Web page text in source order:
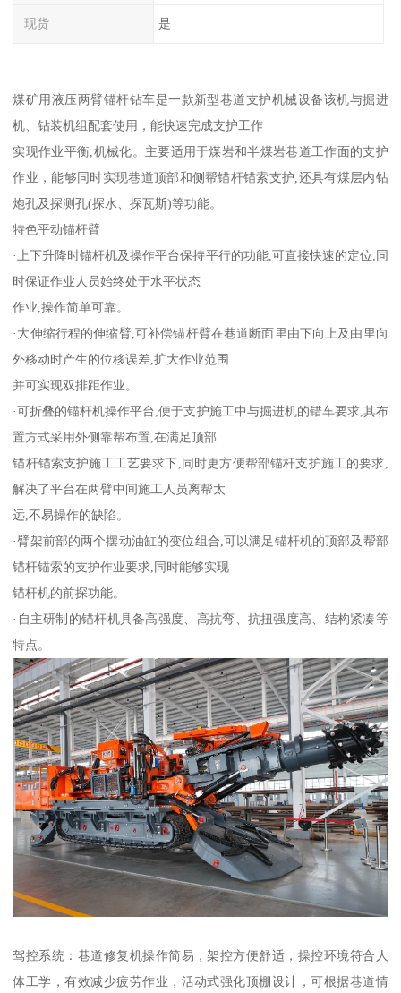
现货 是
煤矿用液压两臂锚杆钻车是一款新型巷道支护机械设备该机与掘进
机、钻装机组配套使用，能快速完成支护工作
实现作业平衡,机械化。主要适用于煤岩和半煤岩巷道工作面的支护
作业，能够同时实现巷道顶部和侧帮锚杆锚索支护,还具有煤层内钻
炮孔及探测孔(探水、探瓦斯)等功能。
特色平动锚杆臂
·上下升降时锚杆机及操作平台保持平行的功能,可直接快速的定位,同
时保证作业人员始终处于水平状态
作业,操作简单可靠。
·大伸缩行程的伸缩臂,可补偿锚杆臂在巷道断面里由下向上及由里向
外移动时产生的位移误差,扩大作业范围
并可实现双排距作业。
·可折叠的锚杆机操作平台,便于支护施工中与掘进机的错车要求,其布
置方式采用外侧靠帮布置,在满足顶部
锚杆锚索支护施工工艺要求下,同时更方便帮部锚杆支护施工的要求,
解决了平台在两臂中间施工人员离帮太
远,不易操作的缺陷。
·臂架前部的两个摆动油缸的变位组合,可以满足锚杆机的顶部及帮部
锚杆锚索的支护作业要求,同时能够实现
锚杆机的前探功能。
·自主研制的锚杆机具备高强度、高抗弯、抗扭强度高、结构紧凑等
特点。
驾控系统：巷道修复机操作简易，架控方便舒适，操控环境符合人
体工学，有效减少疲劳作业，活动式强化顶棚设计，可根据巷道情